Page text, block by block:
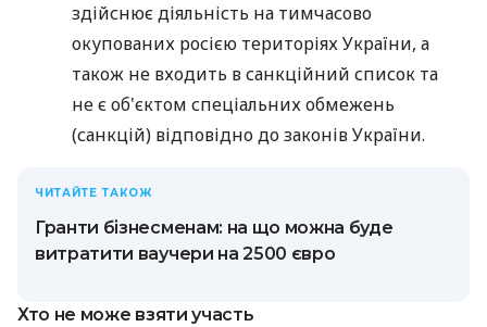
здійснює діяльність на тимчасово
окупованих росією територіях України, а
також не входить в санкційний список та
не є об'єктом спеціальних обмежень
(санкцій) відповідно до законів України.
ЧИТАЙТЕ ТАКОЖ
Гранти бізнесменам: на що можна буде
витратити ваучери на 2500 євро
Хто не може взяти участь